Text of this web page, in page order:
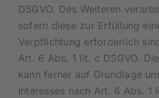
DSGVO. Des Weiteren
sofern diese zur Erfüllung
Verpflichtung erforderlich
Art. 6 Abs. 1 lit. c DSGVO.
kann ferner auf Grundlage
Interesses nach Art. 6 Abs. 1